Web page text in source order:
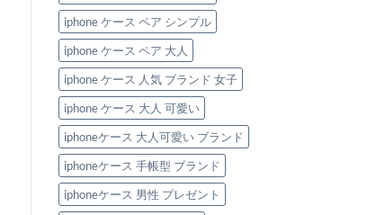
iphone ケース ペア シンプル
iphone ケース ペア 大人
iphone ケース 人気 ブランド 女子
iphone ケース 大人 可愛い
iphoneケース 大人可愛い ブランド
iphoneケース 手帳型 ブランド
iphoneケース 男性 プレゼント